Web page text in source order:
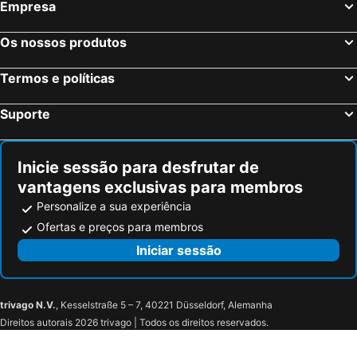
Salvador, Bahia Hotéis
Porto Seguro, Bahia Hotéis
Empresa
Os nossos produtos
Termos e políticas
Suporte
Inicie sessão para desfrutar de
vantagens exclusivas para membros
Personalize a sua experiência
Ofertas e preços para membros
Iniciar sessão
trivago N.V., Kesselstraße 5 – 7, 40221 Düsseldorf, Alemanha
Direitos autorais 2026 trivago | Todos os direitos reservados.